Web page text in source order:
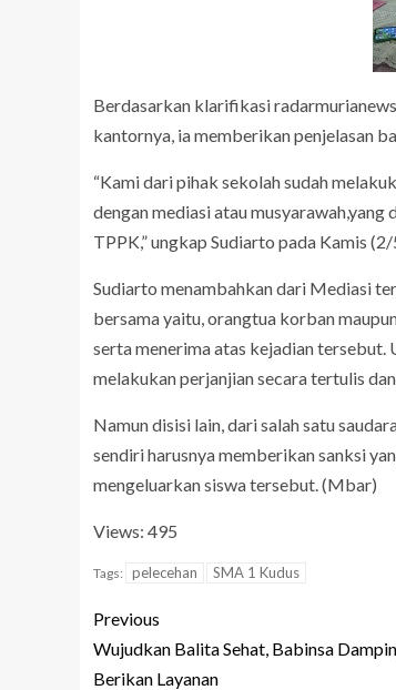
Berdasarkan klarifikasi
kantornya, ia memberikan penjelasan
“Kami dari pihak sekolah sudah
dengan mediasi atau
TPPK,” ungkap Sudiarto pada Kamis
Sudiarto menambahkan dari Mediasi
bersama yaitu, orangtua korban
serta menerima atas kejadian tersebut.
melakukan perjanjian secara tertulis
Namun disisi lain, dari salah satu
sendiri harusnya memberikan sanksi
mengeluarkan siswa tersebut. (Mbar)
Views: 495
Tags: pelecehan SMA 1 Kudus
Previous
Wujudkan Balita Sehat, Babinsa
Berikan Layanan